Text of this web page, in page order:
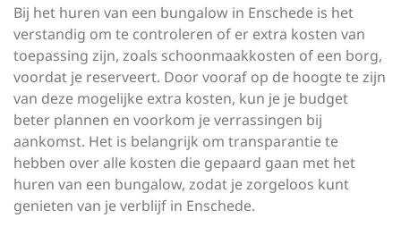
Bij het huren van een bungalow in Enschede is het
verstandig om te controleren of er extra kosten van
toepassing zijn, zoals schoonmaakkosten of een borg,
voordat je reserveert. Door vooraf op de hoogte te zijn
van deze mogelijke extra kosten, kun je je budget
beter plannen en voorkom je verrassingen bij
aankomst. Het is belangrijk om transparantie te
hebben over alle kosten die gepaard gaan met het
huren van een bungalow, zodat je zorgeloos kunt
genieten van je verblijf in Enschede.